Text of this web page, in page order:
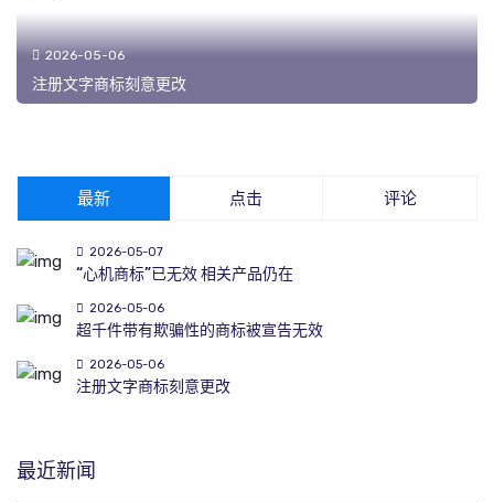
2026-05-06
注册文字商标刻意更改
最新 点击 评论
2026-05-07
“心机商标”已无效 相关产品仍在
2026-05-06
超千件带有欺骗性的商标被宣告无效
2026-05-06
注册文字商标刻意更改
最近新闻